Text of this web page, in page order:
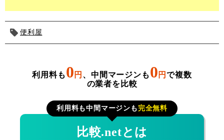
便利屋
利用料も 0 円 、中間マージンも 0 円で複数
の業者を比較
利用料も中間マージンも 完全無料
比較.netとは